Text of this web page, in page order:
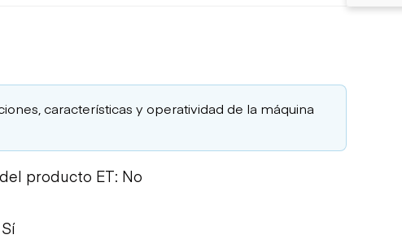
características y operatividad de la máquina
producto ET: No